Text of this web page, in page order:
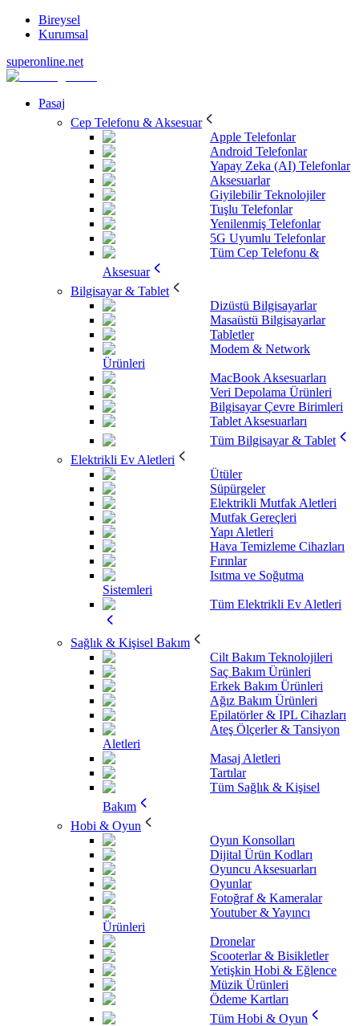
Bireysel
Kurumsal
superonline.net
Pasaj
Cep Telefonu & Aksesuar
Apple Telefonlar
Android Telefonlar
Yapay Zeka (AI) Telefonlar
Aksesuarlar
Giyilebilir Teknolojiler
Tuşlu Telefonlar
Yenilenmiş Telefonlar
5G Uyumlu Telefonlar
Tüm Cep Telefonu &
Aksesuar
Bilgisayar & Tablet
Dizüstü Bilgisayarlar
Masaüstü Bilgisayarlar
Tabletler
Modem & Network
Ürünleri
MacBook Aksesuarları
Veri Depolama Ürünleri
Bilgisayar Çevre Birimleri
Tablet Aksesuarları
Tüm Bilgisayar & Tablet
Elektrikli Ev Aletleri
Ütüler
Süpürgeler
Elektrikli Mutfak Aletleri
Mutfak Gereçleri
Yapı Aletleri
Hava Temizleme Cihazları
Fırınlar
Isıtma ve Soğutma
Sistemleri
Tüm Elektrikli Ev Aletleri
Sağlık & Kişisel Bakım
Cilt Bakım Teknolojileri
Saç Bakım Ürünleri
Erkek Bakım Ürünleri
Ağız Bakım Ürünleri
Epilatörler & IPL Cihazları
Ateş Ölçerler & Tansiyon
Aletleri
Masaj Aletleri
Tartılar
Tüm Sağlık & Kişisel
Bakım
Hobi & Oyun
Oyun Konsolları
Dijital Ürün Kodları
Oyuncu Aksesuarları
Oyunlar
Fotoğraf & Kameralar
Youtuber & Yayıncı
Ürünleri
Dronelar
Scooterlar & Bisikletler
Yetişkin Hobi & Eğlence
Müzik Ürünleri
Ödeme Kartları
Tüm Hobi & Oyun